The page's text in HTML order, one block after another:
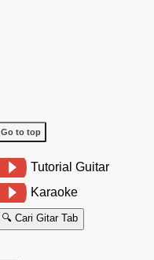
Go to top
Tutorial Guitar
Karaoke
🔍 Cari Gitar Tab